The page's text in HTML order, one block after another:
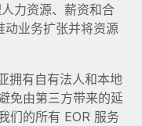
力资源、薪资和合
动业务扩张并将资源
拥有自有法人和本地
免由第三方带来的延
们的所有 EOR 服务